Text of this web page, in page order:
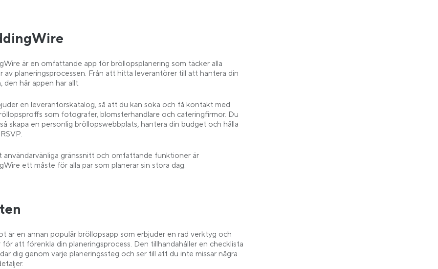
är en omfattande app för bröllopsplanering som täcker alla
av planeringsprocessen. Från att hitta leverantörer till att hantera din
den här appen har allt.
en leverantörskatalog, så att du kan söka och få kontakt med
som fotografer, blomsterhandlare och cateringfirmor. Du
skapa en personlig bröllopswebbplats, hantera din budget och hålla
användarvänliga gränssnitt och omfattande funktioner är
ett måste för alla par som planerar sin stora dag.
är en annan populär bröllopsapp som erbjuder en rad verktyg och
för att förenkla din planeringsprocess. Den tillhandahåller en checklista
dig genom varje planeringssteg och ser till att du inte missar några